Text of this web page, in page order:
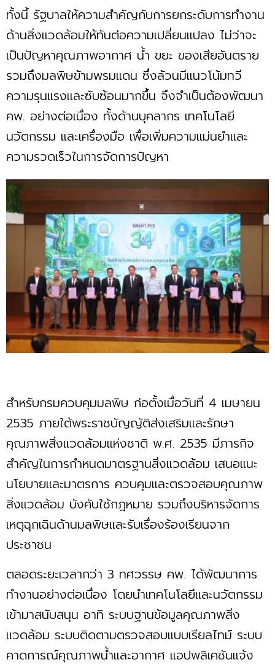
ทั้งนี้ รัฐบาลให้ความสำคัญกับการยกระดับการทำงาน
ด้านสิ่งแวดล้อมให้ทันต่อความเปลี่ยนแปลง ไม่ว่าจะ
เป็นปัญหาคุณภาพอากาศ น้ำ ขยะ ของเสียอันตราย
รวมถึงมลพิษข้ามพรมแดน ซึ่งล้วนมีแนวโน้มทวี
ความรุนแรงและซับซ้อนมากขึ้น จึงจำเป็นต้องพัฒนา
คพ. อย่างต่อเนื่อง ทั้งด้านบุคลากร เทคโนโลยี
นวัตกรรม และเครื่องมือ เพื่อเพิ่มความแม่นยำและ
ความรวดเร็วในการจัดการปัญหา
สำหรับกรมควบคุมมลพิษ ก่อตั้งเมื่อวันที่ 4 เมษายน
2535 ภายใต้พระราชบัญญัติส่งเสริมและรักษา
คุณภาพสิ่งแวดล้อมแห่งชาติ พ.ศ. 2535 มีภารกิจ
สำคัญในการกำหนดมาตรฐานสิ่งแวดล้อม เสนอแนะ
นโยบายและมาตรการ ควบคุมและตรวจสอบคุณภาพ
สิ่งแวดล้อม บังคับใช้กฎหมาย รวมถึงบริหารจัดการ
เหตุฉุกเฉินด้านมลพิษและรับเรื่องร้องเรียนจาก
ประชาชน
ตลอดระยะเวลากว่า 3 ทศวรรษ คพ. ได้พัฒนาการ
ทำงานอย่างต่อเนื่อง โดยนำเทคโนโลยีและนวัตกรรม
เข้ามาสนับสนุน อาทิ ระบบฐานข้อมูลคุณภาพสิ่ง
แวดล้อม ระบบติดตามตรวจสอบแบบเรียลไทม์ ระบบ
คาดการณ์คุณภาพน้ำและอากาศ แอปพลิเคชันแจ้ง